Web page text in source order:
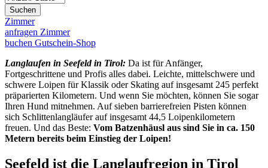
Suchen
Zimmer
anfragen Zimmer
buchen Gutschein-Shop
Langlaufen in Seefeld in Tirol: Da ist für Anfänger,
Fortgeschrittene und Profis alles dabei. Leichte, mittelschwere und
schwere Loipen für Klassik oder Skating auf insgesamt 245 perfekt
präparierten Kilometern. Und wenn Sie möchten, können Sie sogar
Ihren Hund mitnehmen. Auf sieben barrierefreien Pisten können
sich Schlittenlangläufer auf insgesamt 44,5 Loipenkilometern
freuen. Und das Beste: Vom Batzenhäusl aus sind Sie in ca. 150
Metern bereits beim Einstieg der Loipen!
Seefeld ist die Langlaufregion in Tirol